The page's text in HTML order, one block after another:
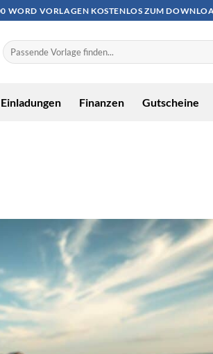
WORD VORLAGEN KOSTENLOS ZUM
Einladungen Finanzen Gutscheine